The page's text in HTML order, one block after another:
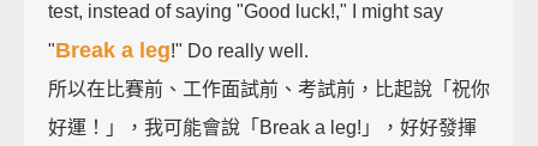
test, instead of saying "Good luck!," I might say
"Break a leg!" Do really well.
所以在比賽前、工作面試前、考試前，比起說「祝你
好運！」，我可能會說「Break a leg!」，好好發揮